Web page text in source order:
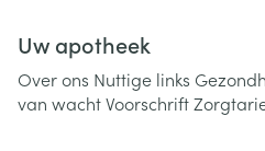
Uw apotheek
Over ons Nuttige links
van wachtVoorschrift